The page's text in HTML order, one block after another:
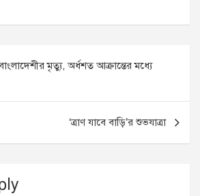
a
A
p
i
e
মৃত্যু, অর্ধশত আক্রান্তের মধ্যে
‘ত্রাণ যাবে বাড়ি’র শুভযাত্রা